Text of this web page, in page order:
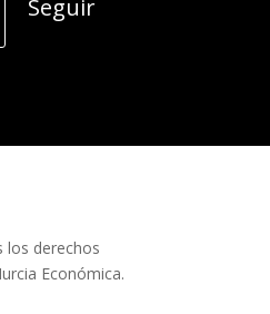
Seguir
los derechos
Económica.